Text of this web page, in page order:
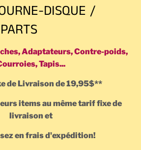
DISQUE /
Adaptateurs, Contre-poids,
Tapis...
de Livraison de 19,95$**
items au même tarif fixe de
livraison et
en frais d'expédition!